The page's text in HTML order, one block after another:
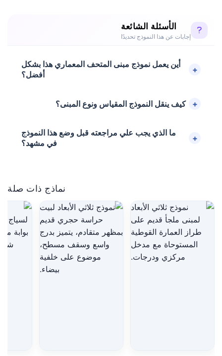
الأسئلة الشائعة
إجابات عن هذا النموذج تحديدًا
أين يعمل نموذج مبنى المتحف المعماري هذا بشكل
أفضل؟
كيف ينقل النموذج المقياس ونوع المبنى؟
ما الذي يجب علي مراجعته قبل وضع هذا النموذج
في مشهد؟
نماذج ذات صلة